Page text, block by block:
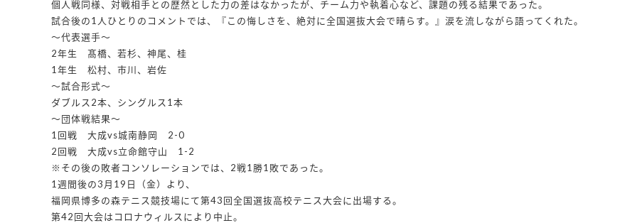
個人戦同様、対戦相手との歴然とした力の差はなかったが、チーム力や執着心など、課題の残る結果であった。
試合後の1人ひとりのコメントでは、『この悔しさを、絶対に全国選抜大会で晴らす。』涙を流しながら語ってくれた。
〜代表選手〜
2年生 髙橋、若杉、神尾、桂
1年生 松村、市川、岩佐
〜試合形式〜
ダブルス2本、シングルス1本
〜団体戦結果〜
1回戦 大成vs城南静岡 2-0
2回戦 大成vs立命館守山 1-2
※その後の敗者コンソレーションでは、2戦1勝1敗であった。
1週間後の3月19日（金）より、
福岡県博多の森テニス競技場にて第43回全国選抜高校テニス大会に出場する。
第42回大会はコロナウィルスにより中止。